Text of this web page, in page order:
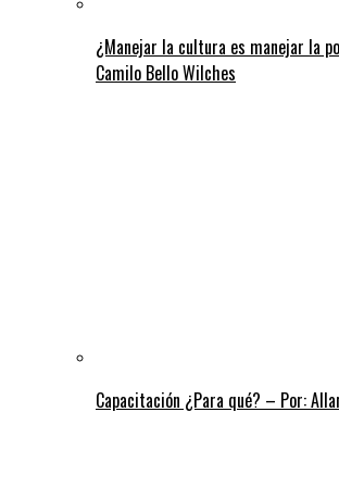
¿Manejar la cultura es manejar la
Camilo Bello Wilches
Capacitación ¿Para qué? – Por: